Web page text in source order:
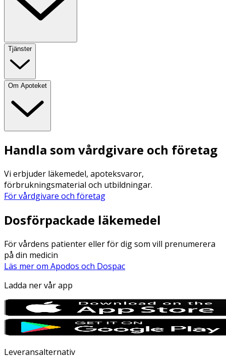
Tjänster
Om Apoteket
Handla som vårdgivare och företag
Vi erbjuder läkemedel, apoteksvaror,
förbrukningsmaterial och utbildningar.
För vårdgivare och företag
Dosförpackade läkemedel
För vårdens patienter eller för dig som vill prenumerera
på din medicin
Läs mer om Apodos och Dospac
Ladda ner vår app
Leveransalternativ